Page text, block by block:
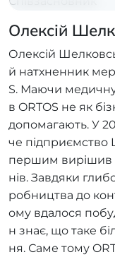
Олексій
Олексій
й натхненник
S. Маючи медичну
в ORTOS не як
допомагають. У
че підприємство
першим вирішив
нів. Завдяки
робництва до
ому вдалося
н знає, що таке
ня. Саме тому